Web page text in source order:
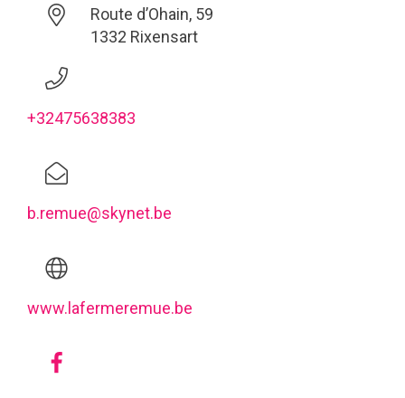
Route d’Ohain, 59
1332 Rixensart
+32475638383
b.remue@skynet.be
www.lafermeremue.be